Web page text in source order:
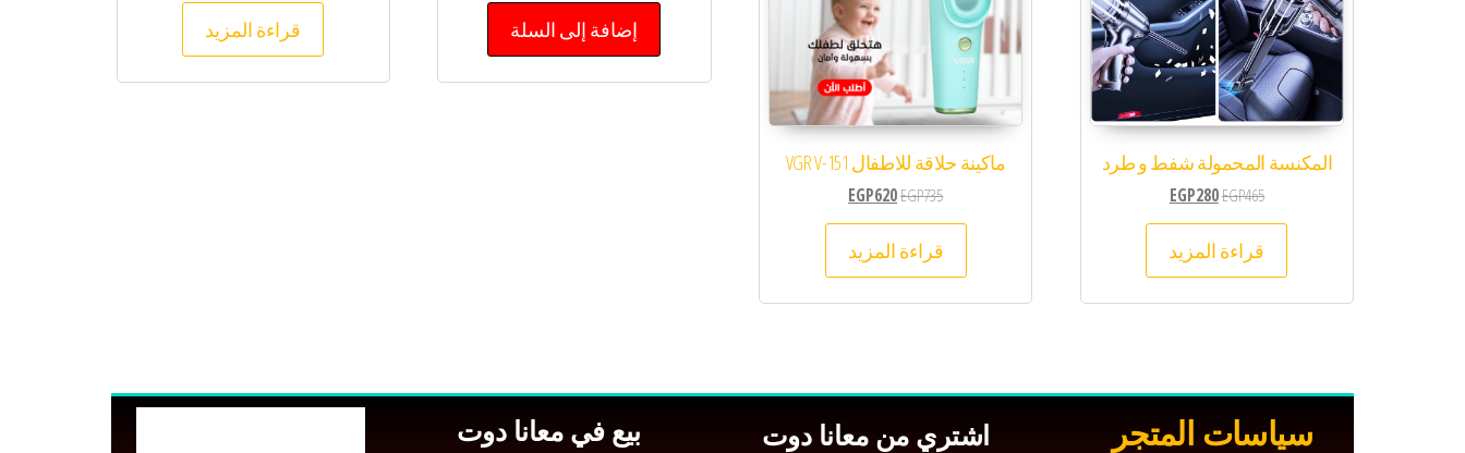
المكنسة المحمولة شفط و طرد
EGP465
EGP280
قراءة المزيد
ماكينة حلاقة للاطفال VGR V-151
EGP735
EGP620
قراءة المزيد
إضافة إلى السلة قراءة المزيد
سياسات المتجر
اشتري من معانا دوت
بيع في معانا دوت